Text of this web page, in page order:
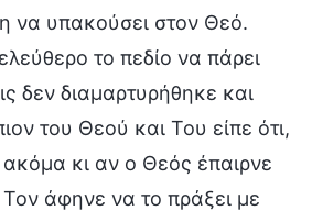
να υπακούσει στον Θεό.
το πεδίο να πάρει
δεν διαμαρτυρήθηκε και
του Θεού και Του είπε ότι,
ακόμα κι αν ο Θεός έπαιρνε
άφηνε να το πράξει με